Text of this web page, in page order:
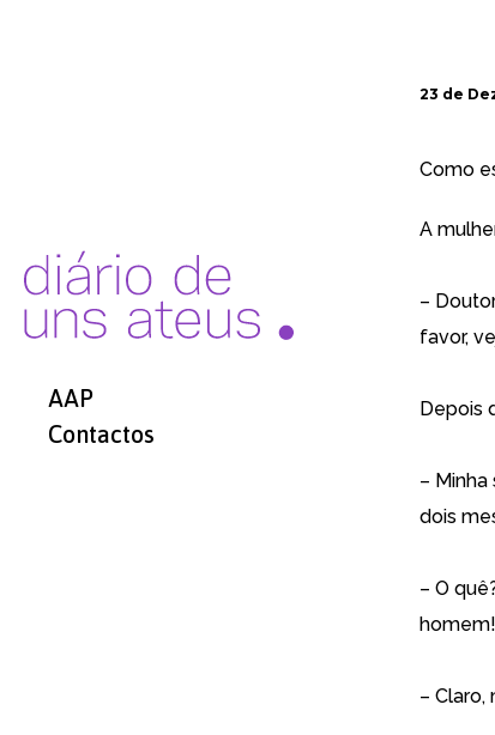
AAP
Contactos
23 de
Como
A
–
favor,
Depois
–
dois
– O
– Claro,